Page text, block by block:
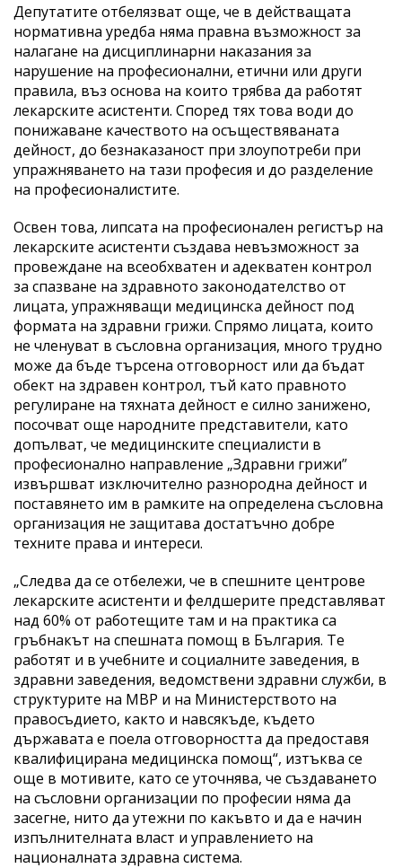
Депутатите отбелязват още, че в действащата
нормативна уредба няма правна възможност за
налагане на дисциплинарни наказания за
нарушение на професионални, етични или други
правила, въз основа на които трябва да работят
лекарските асистенти. Според тях това води до
понижаване качеството на осъществяваната
дейност, до безнаказаност при злоупотреби при
упражняването на тази професия и до разделение
на професионалистите.
Освен това, липсата на професионален регистър на
лекарските асистенти създава невъзможност за
провеждане на всеобхватен и адекватен контрол
за спазване на здравното законодателство от
лицата, упражняващи медицинска дейност под
формата на здравни грижи. Спрямо лицата, които
не членуват в съсловна организация, много трудно
може да бъде търсена отговорност или да бъдат
обект на здравен контрол, тъй като правното
регулиране на тяхната дейност е силно занижено,
посочват още народните представители, като
допълват, че медицинските специалисти в
професионално направление „Здравни грижи”
извършват изключително разнородна дейност и
поставянето им в рамките на определена съсловна
организация не защитава достатъчно добре
техните права и интереси.
„Следва да се отбележи, че в спешните центрове
лекарските асистенти и фелдшерите представляват
над 60% от работещите там и на практика са
гръбнакът на спешната помощ в България. Те
работят и в учебните и социалните заведения, в
здравни заведения, ведомствени здравни служби, в
структурите на МВР и на Министерството на
правосъдието, както и навсякъде, където
държавата е поела отговорността да предоставя
квалифицирана медицинска помощ“, изтъква се
още в мотивите, като се уточнява, че създаването
на съсловни организации по професии няма да
засегне, нито да утежни по какъвто и да е начин
изпълнителната власт и управлението на
националната здравна система.